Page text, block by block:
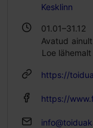
Kesklinn
01.01–31.12
Avatud
Loe lähemalt
https://
https://